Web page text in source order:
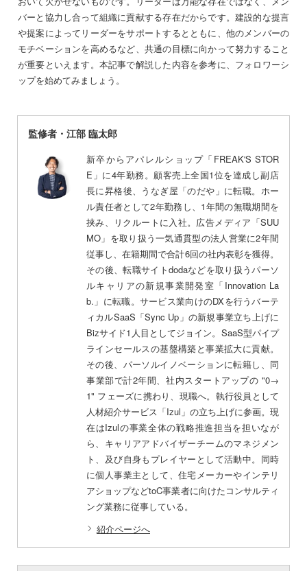
バーと協力し合って組織に貢献する存在だからです。建設的な提言
や提案によってリーダーをサポートするとともに、他のメンバーの
モチベーションを高めるなど、共通の目標に向かって努力すること
が重要といえます。本記事で解説した内容を参考に、フォロワーシ
ップを始めてみましょう。
監修者・江部 臨太郎
新卒からアパレルショップ「FREAK'S STOR
E」に4年勤務。顧客売上全国1位を達成し副店
長に昇格後、うなぎ屋「のだや」に転職。ホー
ル責任者として2年勤務し、1年間の無職期間を
挟み、リクルートに入社。広告メディア「SUU
MO」を取り扱う一気通貫型の法人営業に2年間
従事し、在籍期間で合計6回の社内表彰を獲得。
その後、転職サイトdodaなどを取り扱うパーソ
ルキャリアの新規事業開発室「Innovation La
b.」に転職。サービス業向けのDXを行うバーテ
ィカルSaaS「Sync Up」の新規事業立ち上げに
Bizサイド1人目としてジョイン。SaaS型パイプ
ラインセールスの基盤構築と事業拡大に貢献。
その後、パーソルイノベーションに転籍し、同
事業部で計2年間、社内スタートアップの "0→
1" フェーズに携わり、現職へ。執行役員として
人材紹介サービス「Izul」の立ち上げに参画。現
在はIzulの事業全体の戦略推進担当を担いなが
ら、キャリアアドバイザーチームのマネジメン
ト、及び自身もプレイヤーとして活動中。同時
に個人事業主として、住宅メーカーやインテリ
アショップなどtoC事業者に向けたコンサルティ
ング業務に従事している。
紹介ページへ